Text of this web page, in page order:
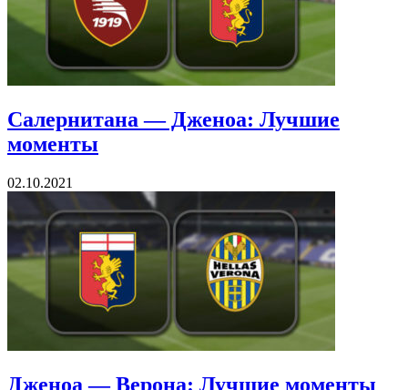
Салернитана — Дженоа: Лучшие
моменты
02.10.2021
Дженоа — Верона: Лучшие моменты